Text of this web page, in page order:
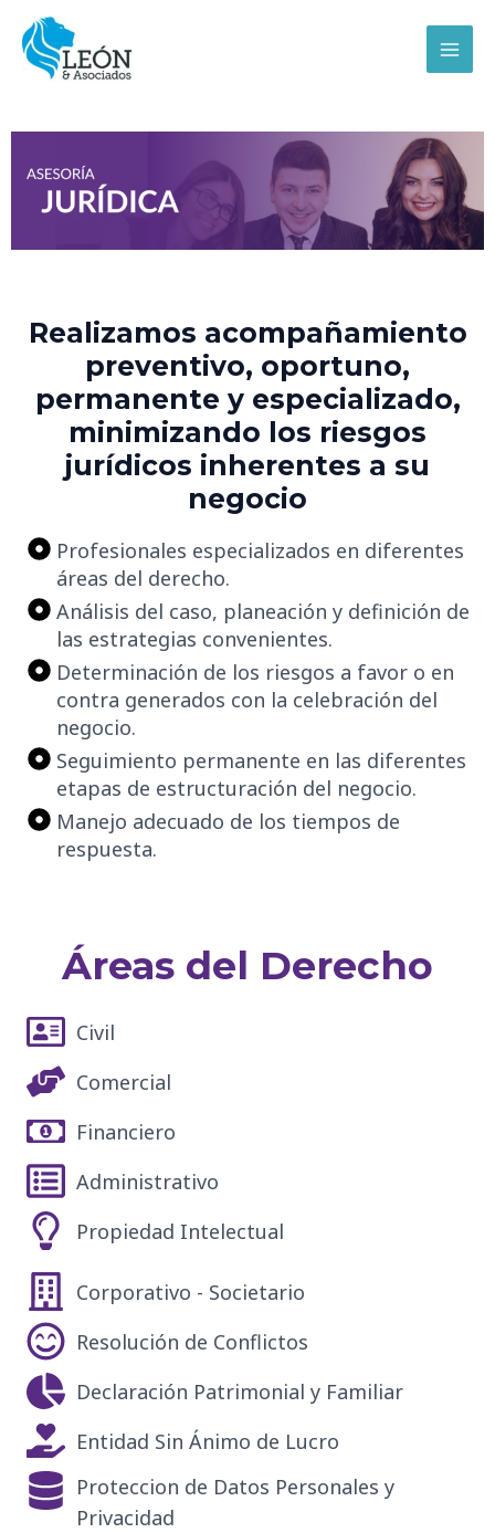
contenido
Realizamos acompañamiento
preventivo, oportuno,
permanente y especializado,
minimizando los riesgos
jurídicos inherentes a su
negocio
Profesionales especializados en diferentes
áreas del derecho.
Análisis del caso, planeación y definición de
las estrategias convenientes.
Determinación de los riesgos a favor o en
contra generados con la celebración del
negocio.
Seguimiento permanente en las diferentes
etapas de estructuración del negocio.
Manejo adecuado de los tiempos de
respuesta.
Áreas del Derecho
Civil
Comercial
Financiero
Administrativo
Propiedad Intelectual
Corporativo - Societario
Resolución de Conflictos
Declaración Patrimonial y Familiar
Entidad Sin Ánimo de Lucro
Proteccion de Datos Personales y
Privacidad